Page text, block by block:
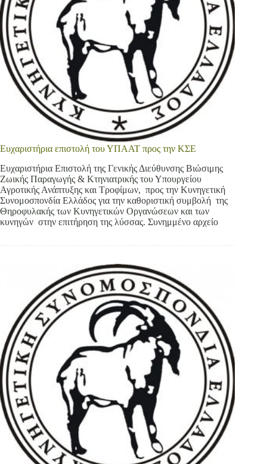
Ευχαριστήρια επιστολή του ΥΠΑΑΤ προς την ΚΣΕ
Ευχαριστήρια Επιστολή της Γενικής Διεύθυνσης Βιώσιμης
Ζωικής Παραγωγής & Κτηνιατρικής του Υπουργείου
Αγροτικής Ανάπτυξης και Τροφίμων, προς την Κυνηγετική
Συνομοσπονδία Ελλάδος για την καθοριστική συμβολή της
Θηροφυλακής των Κυνηγετικών Οργανώσεων και των
κυνηγών στην επιτήρηση της λύσσας. Συνημμένο αρχείο